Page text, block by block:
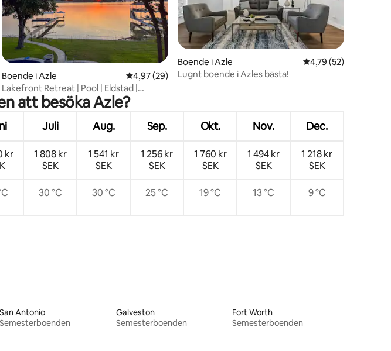
betyg, 48 omdömen
Boende i Azle 4,97 av 5 i genomsnittligt betyg, 29 omdömen
4,97 (29)
Lakefront Retreat | Pool | Eldstad |
Kajaker
Boende i Azle 4,79 av 5 i
4,79 (52)
Lugnt boende i Azles bästa!
att besöka Azle?
Juli Aug. Sep. Okt. Nov. Dec.
kr
1 808 kr
SEK
1 541 kr
SEK
1 256 kr
SEK
1 760 kr
SEK
1 494 kr
SEK
1 218 kr
SEK
30 °C 30 °C 25 °C 19 °C 13 °C 9 °C
San Antonio
Semesterboenden
Galveston
Semesterboenden
Fort Worth
Semesterboenden